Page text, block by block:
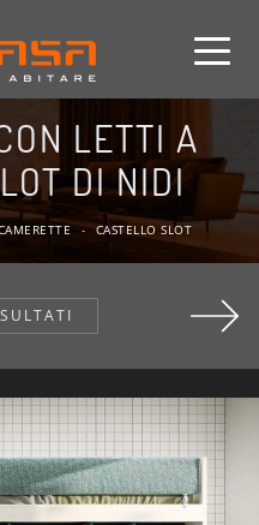
LETTI A
DI NIDI
- CASTELLO SLOT